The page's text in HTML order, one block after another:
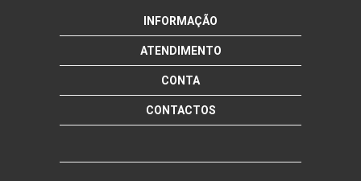
INFORMAÇÃO
ATENDIMENTO
CONTA
CONTACTOS